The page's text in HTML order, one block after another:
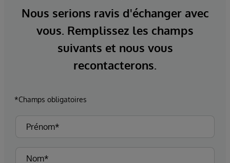
Nous serions ravis d'échanger avec
vous. Remplissez les champs
suivants et nous vous
recontacterons.
*Champs obligatoires